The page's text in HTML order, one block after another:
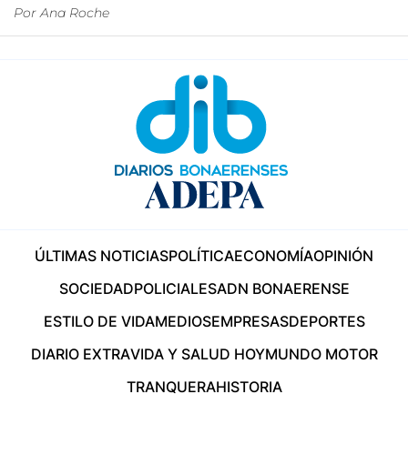
Por Ana Roche
ÚLTIMAS NOTICIASPOLÍTICAECONOMÍAOPINIÓN
SOCIEDADPOLICIALESADN BONAERENSE
ESTILO DE VIDAMEDIOSEMPRESASDEPORTES
DIARIO EXTRAVIDA Y SALUD HOYMUNDO MOTOR
TRANQUERAHISTORIA